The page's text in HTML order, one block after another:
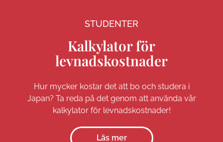
STUDENTER
Kalkylator för
levnadskostnader
Hur mycker kostar det att bo och studera i
Japan? Ta reda på det genom att använda vår
kalkylator för levnadskostnader!
Läs mer